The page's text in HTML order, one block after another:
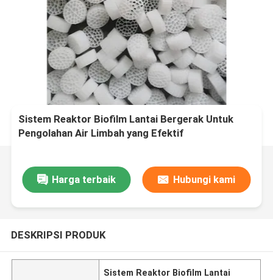
Sistem Reaktor Biofilm Lantai Bergerak Untuk
Pengolahan Air Limbah yang Efektif
Harga terbaik Hubungi kami
DESKRIPSI PRODUK
Sistem Reaktor Biofilm Lantai